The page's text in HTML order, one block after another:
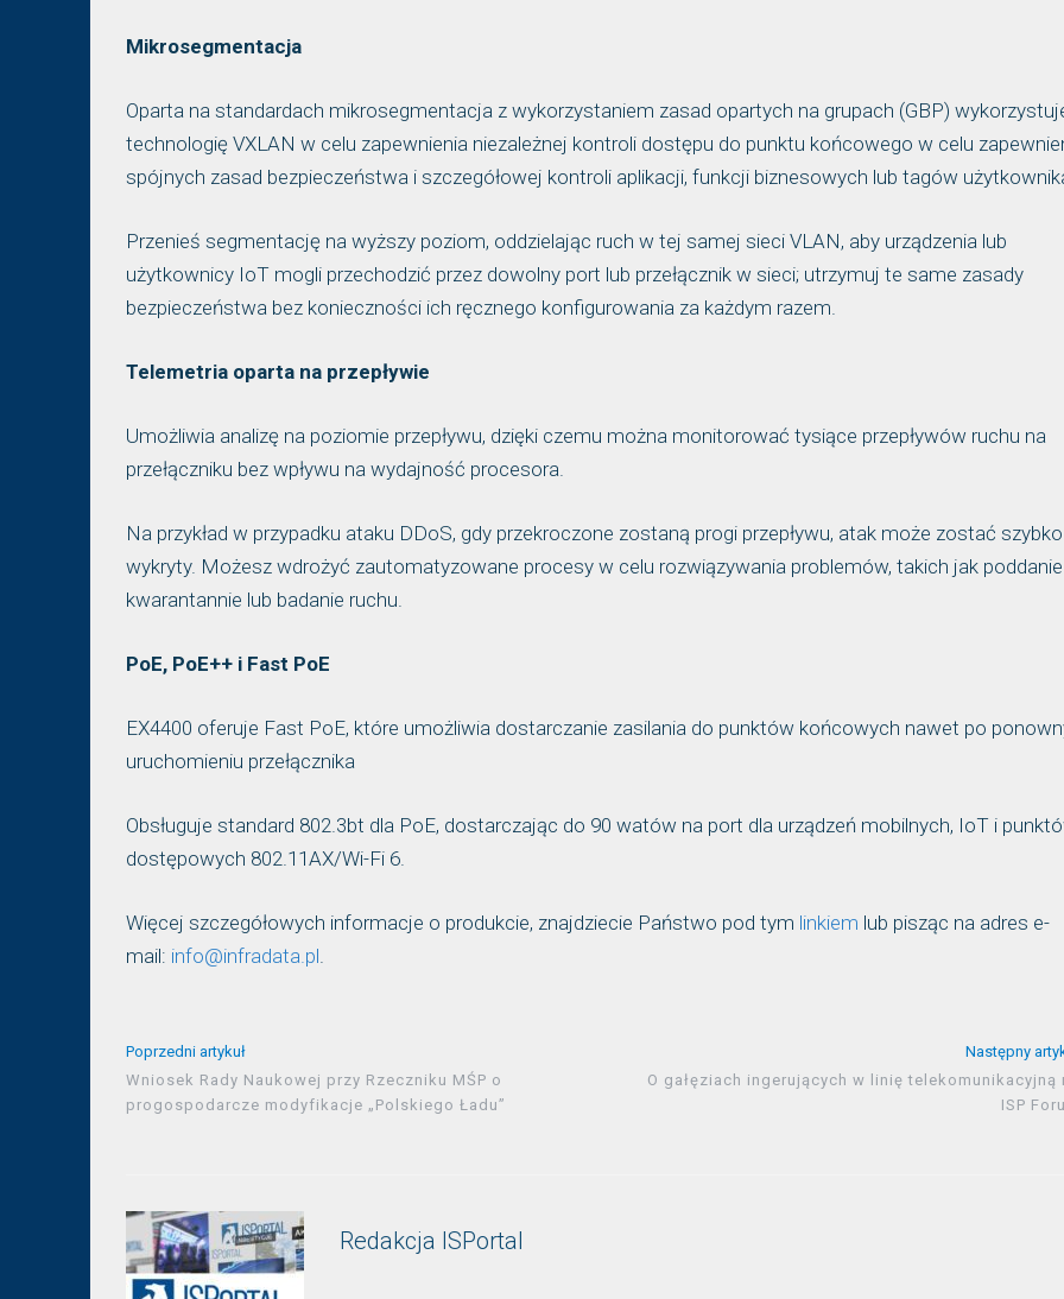
Mikrosegmentacja
Oparta na standardach mikrosegmentacja z wykorzystaniem zasad opartych na grupach (GBP)
technologię VXLAN w celu zapewnienia niezależnej kontroli dostępu do punktu końcowego w celu
spójnych zasad bezpieczeństwa i szczegółowej kontroli aplikacji, funkcji biznesowych lub tagów
Przenieś segmentację na wyższy poziom, oddzielając ruch w tej samej sieci VLAN, aby urządzenia lub
użytkownicy IoT mogli przechodzić przez dowolny port lub przełącznik w sieci; utrzymuj te same zasady
bezpieczeństwa bez konieczności ich ręcznego konfigurowania za każdym razem.
Telemetria oparta na przepływie
Umożliwia analizę na poziomie przepływu, dzięki czemu można monitorować tysiące przepływów ruchu na
przełączniku bez wpływu na wydajność procesora.
Na przykład w przypadku ataku DDoS, gdy przekroczone zostaną progi przepływu, atak może zostać szybko
wykryty. Możesz wdrożyć zautomatyzowane procesy w celu rozwiązywania problemów, takich jak
kwarantannie lub badanie ruchu.
PoE, PoE++ i Fast PoE
EX4400 oferuje Fast PoE, które umożliwia dostarczanie zasilania do punktów końcowych nawet po
uruchomieniu przełącznika
Obsługuje standard 802.3bt dla PoE, dostarczając do 90 watów na port dla urządzeń mobilnych, IoT i
dostępowych 802.11AX/Wi-Fi 6.
Więcej szczegółowych informacje o produkcie, znajdziecie Państwo pod tym linkiem lub pisząc na adres e-
mail: info@infradata.pl
Poprzedni artykuł
Wniosek Rady Naukowej przy Rzeczniku MŚP o
progospodarcze modyfikacje „Polskiego Ładu”
Następny
O gałęziach ingerujących w linię telekomunikacyjną
ISP
Redakcja ISPortal